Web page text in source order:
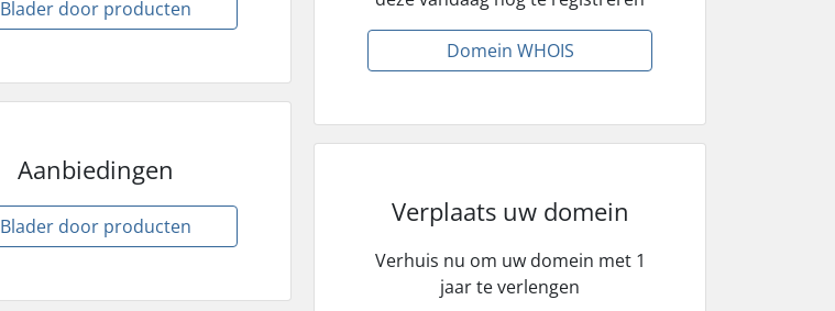
Blader door producten
Aanbiedingen
Blader door producten
Domein WHOIS
Verplaats uw domein
Verhuis nu om uw domein met 1
jaar te verlengen